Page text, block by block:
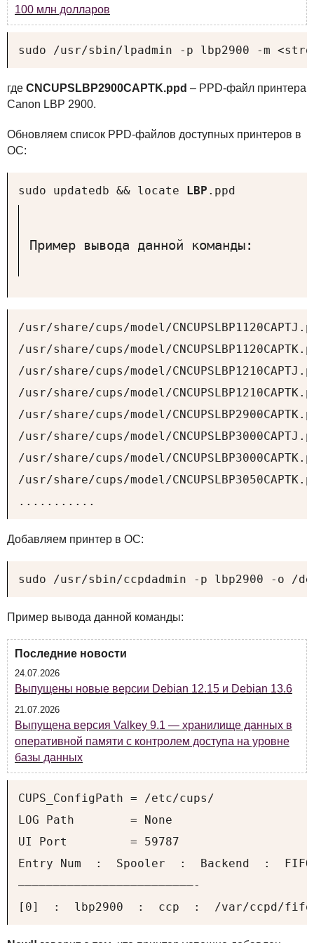
100 млн долларов
sudo /usr/sbin/lpadmin -p lbp2900 -m
где CNCUPSLBP2900CAPTK.ppd – PPD-файл принтера
Canon LBP 2900.
Обновляем список PPD-файлов доступных принтеров в
ОС:
sudo updatedb && locate LBP .ppd
Пример вывода данной команды:
/usr/share/cups/model/
/usr/share/cups/model/
/usr/share/cups/model/
/usr/share/cups/model/
/usr/share/cups/model/
/usr/share/cups/model/
/usr/share/cups/model/
/usr/share/cups/model/
...........
Добавляем принтер в ОС:
sudo /usr/sbin/ccpdadmin -p lbp2900 -o /
Пример вывода данной команды:
Последние новости
24.07.2026
Выпущены новые версии Debian 12.15 и Debian 13.6
21.07.2026
Выпущена версия Valkey 9.1 — хранилище данных в
оперативной памяти с контролем доступа на уровне
базы данных
CUPS_ConfigPath = /etc/cups/
LOG Path        = None
UI Port         = 59787
Entry Num  :  Spooler  :  Backend  :
—————————————————————————-
[0]  :  lbp2900  :  ccp  :  /var/ccpd/